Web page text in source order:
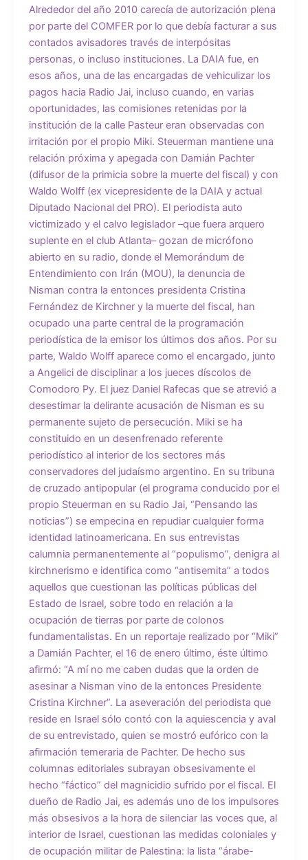
Alrededor del año 2010 carecía de autorización plena
por parte del COMFER por lo que debía facturar a sus
contados avisadores través de interpósitas
personas, o incluso instituciones. La DAIA fue, en
esos años, una de las encargadas de vehiculizar los
pagos hacia Radio Jai, incluso cuando, en varias
oportunidades, las comisiones retenidas por la
institución de la calle Pasteur eran observadas con
irritación por el propio Miki. Steuerman mantiene una
relación próxima y apegada con Damián Pachter
(difusor de la primicia sobre la muerte del fiscal) y con
Waldo Wolff (ex vicepresidente de la DAIA y actual
Diputado Nacional del PRO). El periodista auto
victimizado y el calvo legislador –que fuera arquero
suplente en el club Atlanta– gozan de micrófono
abierto en su radio, donde el Memorándum de
Entendimiento con Irán (MOU), la denuncia de
Nisman contra la entonces presidenta Cristina
Fernández de Kirchner y la muerte del fiscal, han
ocupado una parte central de la programación
periodística de la emisor los últimos dos años. Por su
parte, Waldo Wolff aparece como el encargado, junto
a Angelici de disciplinar a los jueces díscolos de
Comodoro Py. El juez Daniel Rafecas que se atrevió a
desestimar la delirante acusación de Nisman es su
permanente sujeto de persecución. Miki se ha
constituido en un desenfrenado referente
periodístico al interior de los sectores más
conservadores del judaísmo argentino. En su tribuna
de cruzado antipopular (el programa conducido por el
propio Steuerman en su Radio Jai, “Pensando las
noticias”) se empecina en repudiar cualquier forma
identidad latinoamericana. En sus entrevistas
calumnia permanentemente al “populismo”, denigra al
kirchnerismo e identifica como “antisemita” a todos
aquellos que cuestionan las políticas públicas del
Estado de Israel, sobre todo en relación a la
ocupación de tierras por parte de colonos
fundamentalistas. En un reportaje realizado por “Miki”
a Damián Pachter, el 16 de enero último, éste último
afirmó: “A mí no me caben dudas que la orden de
asesinar a Nisman vino de la entonces Presidente
Cristina Kirchner”. La aseveración del periodista que
reside en Israel sólo contó con la aquiescencia y aval
de su entrevistado, quien se mostró eufórico con la
afirmación temeraria de Pachter. De hecho sus
columnas editoriales subrayan obsesivamente el
hecho “fáctico” del magnicidio sufrido por el fiscal. El
dueño de Radio Jai, es además uno de los impulsores
más obsesivos a la hora de silenciar las voces que, al
interior de Israel, cuestionan las medidas coloniales y
de ocupación militar de Palestina: la lista “árabe-